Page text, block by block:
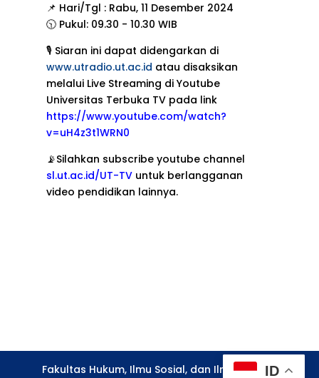
📌 Hari/Tgl : Rabu, 11 Desember 2024
🕥 Pukul: 09.30 - 10.30 WIB
🎙️ Siaran ini dapat didengarkan di
www.utradio.ut.ac.id atau disaksikan
melalui Live Streaming di Youtube
Universitas Terbuka TV pada link
https://www.youtube.com/watch?
v=uH4z3t1WRN0
📡Silahkan subscribe youtube channel
sl.ut.ac.id/UT-TVuntuk berlangganan
video pendidikan lainnya.
Fakultas Hukum, Ilmu Sosial, dan Ilmu Politik -
ID